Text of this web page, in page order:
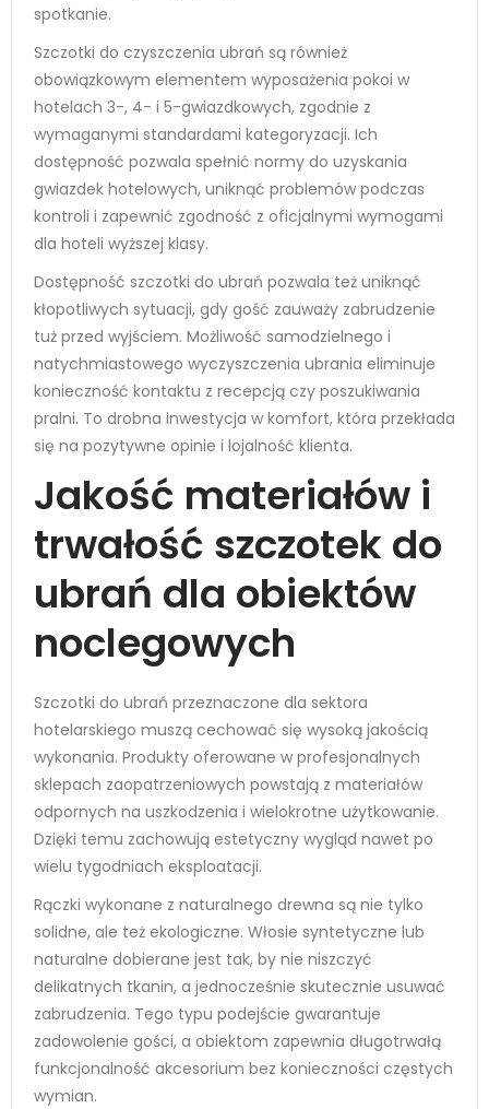
spotkanie.
Szczotki do czyszczenia ubrań są również
obowiązkowym elementem wyposażenia pokoi w
hotelach 3-, 4- i 5-gwiazdkowych, zgodnie z
wymaganymi standardami kategoryzacji. Ich
dostępność pozwala spełnić normy do uzyskania
gwiazdek hotelowych, uniknąć problemów podczas
kontroli i zapewnić zgodność z oficjalnymi wymogami
dla hoteli wyższej klasy.
Dostępność szczotki do ubrań pozwala też uniknąć
kłopotliwych sytuacji, gdy gość zauważy zabrudzenie
tuż przed wyjściem. Możliwość samodzielnego i
natychmiastowego wyczyszczenia ubrania eliminuje
konieczność kontaktu z recepcją czy poszukiwania
pralni. To drobna inwestycja w komfort, która przekłada
się na pozytywne opinie i lojalność klienta.
Jakość materiałów i
trwałość szczotek do
ubrań dla obiektów
noclegowych
Szczotki do ubrań przeznaczone dla sektora
hotelarskiego muszą cechować się wysoką jakością
wykonania. Produkty oferowane w profesjonalnych
sklepach zaopatrzeniowych powstają z materiałów
odpornych na uszkodzenia i wielokrotne użytkowanie.
Dzięki temu zachowują estetyczny wygląd nawet po
wielu tygodniach eksploatacji.
Rączki wykonane z naturalnego drewna są nie tylko
solidne, ale też ekologiczne. Włosie syntetyczne lub
naturalne dobierane jest tak, by nie niszczyć
delikatnych tkanin, a jednocześnie skutecznie usuwać
zabrudzenia. Tego typu podejście gwarantuje
zadowolenie gości, a obiektom zapewnia długotrwałą
funkcjonalność akcesorium bez konieczności częstych
wymian.